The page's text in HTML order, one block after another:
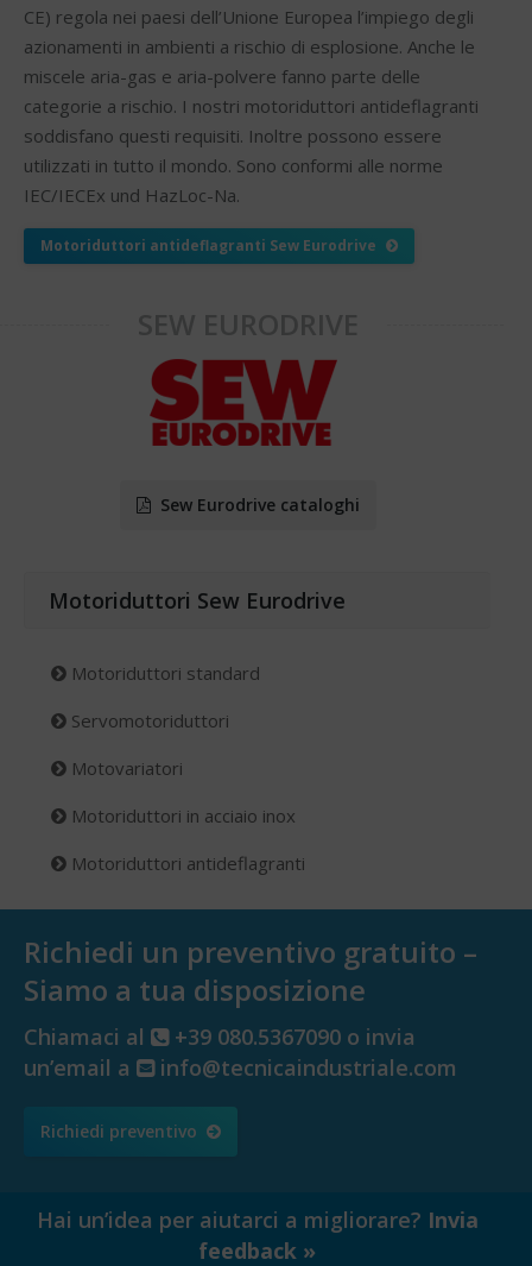
CE) regola nei paesi dell’Unione Europea l’impiego degli
azionamenti in ambienti a rischio di esplosione. Anche le
miscele aria-gas e aria-polvere fanno parte delle
categorie a rischio. I nostri motoriduttori antideflagranti
soddisfano questi requisiti. Inoltre possono essere
utilizzati in tutto il mondo. Sono conformi alle norme
IEC/IECEx und HazLoc-Na.
Motoriduttori antideflagranti Sew Eurodrive
Sew Eurodrive cataloghi
Motoriduttori Sew Eurodrive
Motoriduttori standard
Servomotoriduttori
Motovariatori
Motoriduttori in acciaio inox
Motoriduttori antideflagranti
Richiedi un preventivo gratuito –
Siamo a tua disposizione
Chiamaci al
+39 080.5367090 o invia
un’email a
info@tecnicaindustriale.com
Richiedi preventivo
Hai un’idea per aiutarci a migliorare? Invia
feedback »